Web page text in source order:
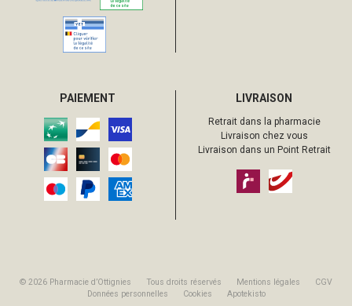
PAIEMENT LIVRAISON
Retrait dans la pharmacie
Livraison chez vous
Livraison dans un Point Retrait
© 2026 Pharmacie d’Ottignies Tous droits réservés Mentions légales
CGV
Données personnelles
Cookies Apotekisto